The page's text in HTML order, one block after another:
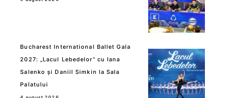
Bucharest International Ballet Gala
2027: „Lacul Lebedelor” cu Iana
Salenko și Daniil Simkin la Sala
Palatului